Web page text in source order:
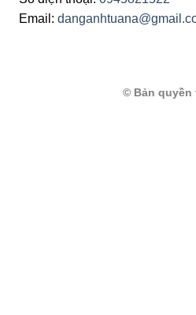
Email:
© Bản quyền